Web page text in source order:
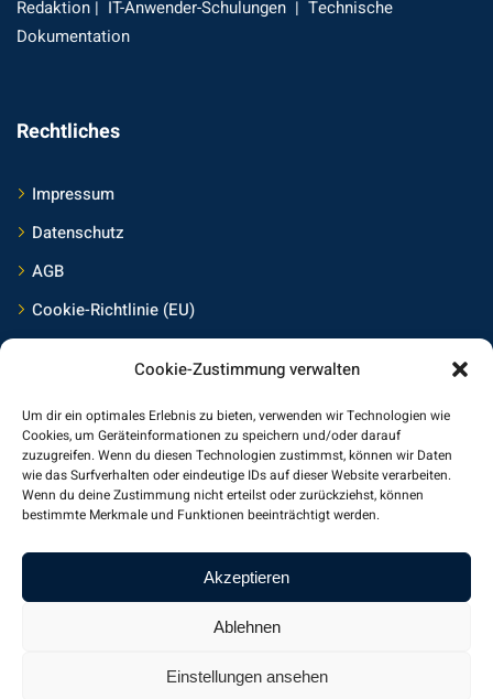
Cookie-Zustimmung verwalten
Um dir ein optimales Erlebnis zu bieten, verwenden wir Technologien wie
Cookies, um Geräteinformationen zu speichern und/oder darauf
zuzugreifen. Wenn du diesen Technologien zustimmst, können wir Daten
wie das Surfverhalten oder eindeutige IDs auf dieser Website verarbeiten.
Wenn du deine Zustimmung nicht erteilst oder zurückziehst, können
bestimmte Merkmale und Funktionen beeinträchtigt werden.
Akzeptieren
Ablehnen
Einstellungen ansehen
Redaktion | IT-Anwender-Schulungen | Technische
Dokumentation
Rechtliches
Impressum
Datenschutz
AGB
Cookie-Richtlinie (EU)
Frings Medienservice Mainz
Am Jungstück 27
55130 Mainz
kontakt@frings-medienservice.de